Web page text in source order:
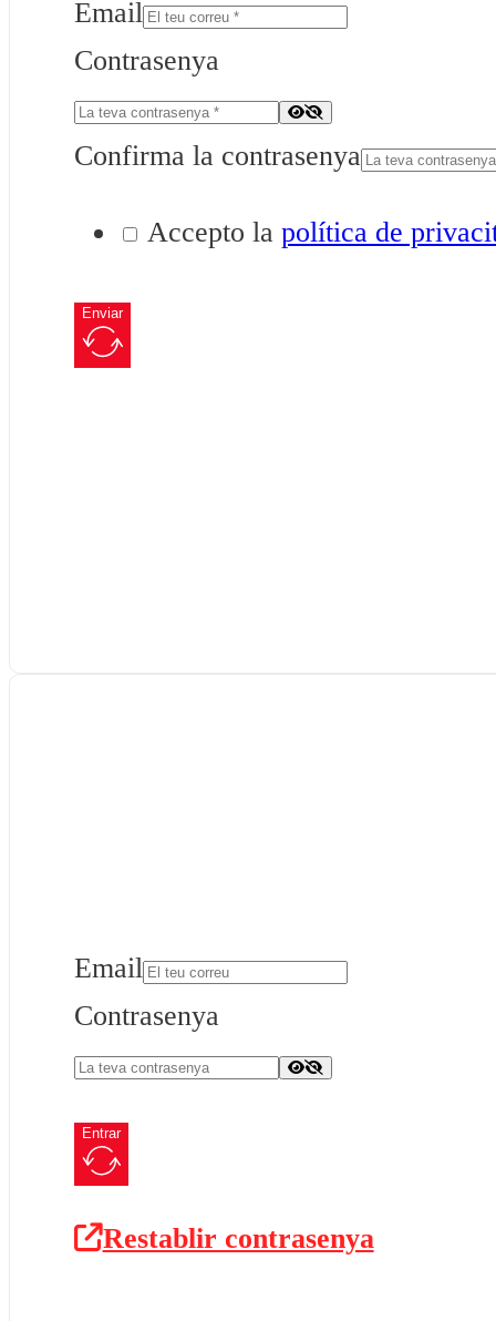
Email
Contrasenya
Confirma la contrasenya
Accepto la política de
Enviar
Email
Contrasenya
Entrar
Restablir contrasenya